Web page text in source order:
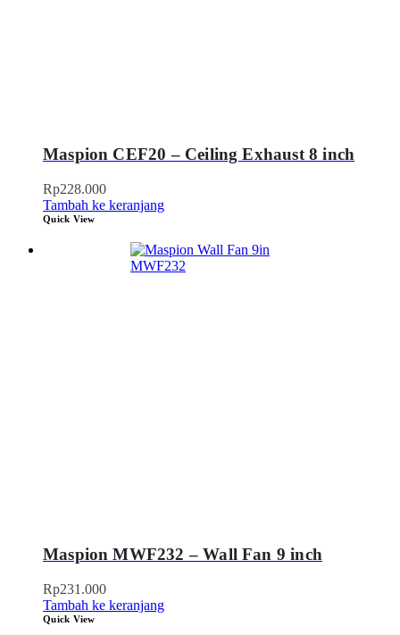
Maspion CEF20 – Ceiling Exhaust 8 inch
Rp228.000
Tambah ke keranjang
Quick View
Maspion MWF232 – Wall Fan 9 inch
Rp231.000
Tambah ke keranjang
Quick View